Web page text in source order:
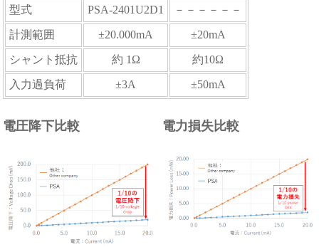
型式 PSA-2401U2D1 －－－－－－
計測範囲 ±20.000mA ±20mA
シャント抵抗 約 1Ω 約10Ω
入力過負荷 ±3A ±50mA
電圧降下比較 電力損失比較